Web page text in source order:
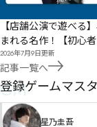
【店舗公演で遊べる
まれる名作！【初心
2026年7月9日更新
記事一覧へ
GM
登録ゲームマス
星乃圭吾